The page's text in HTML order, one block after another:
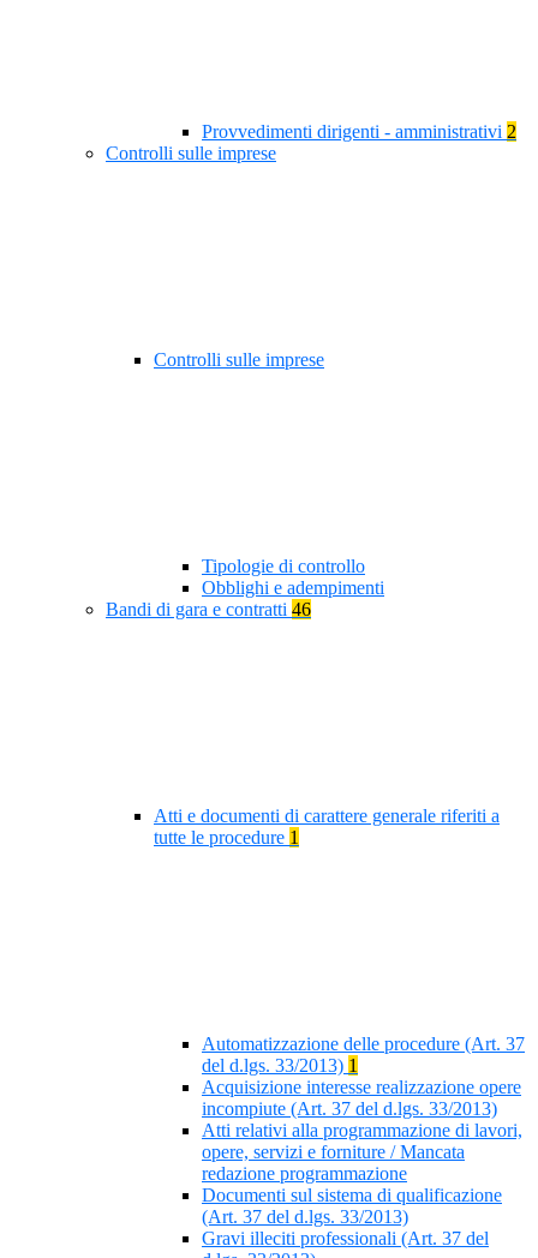
Provvedimenti dirigenti - amministrativi 2
Controlli sulle imprese
Controlli sulle imprese
Tipologie di controllo
Obblighi e adempimenti
Bandi di gara e contratti 46
Atti e documenti di carattere generale riferiti a
tutte le procedure 1
Automatizzazione delle procedure (Art. 37
del d.lgs. 33/2013) 1
Acquisizione interesse realizzazione opere
incompiute (Art. 37 del d.lgs. 33/2013)
Atti relativi alla programmazione di lavori,
opere, servizi e forniture / Mancata
redazione programmazione
Documenti sul sistema di qualificazione
(Art. 37 del d.lgs. 33/2013)
Gravi illeciti professionali (Art. 37 del